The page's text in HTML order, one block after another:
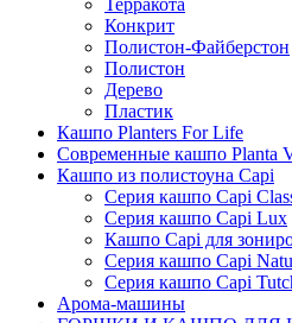
Терракота
Конкрит
Полистон-Файберстон
Полистон
Дерево
Пластик
Кашпо Planters For Life
Современные кашпо Planta
Кашпо из полистоуна Capi
Серия кашпо Capi
Серия кашпо Capi Lux
Кашпо Capi для
Серия кашпо Capi
Серия кашпо Capi
Арома-машины